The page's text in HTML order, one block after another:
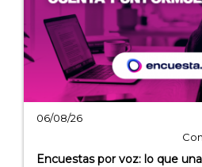
06/08/26
Encuestas por voz: lo que